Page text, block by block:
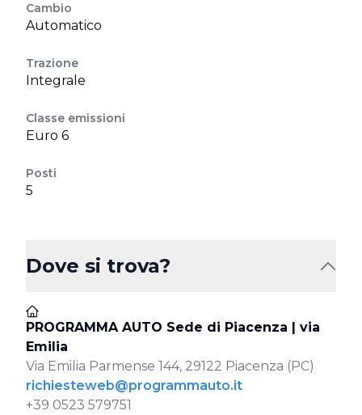
Cambio
Automatico
Trazione
Integrale
Classe emissioni
Euro 6
Posti
5
Dove si trova?
PROGRAMMA AUTO Sede di Piacenza | via
Emilia
Via Emilia Parmense 144, 29122 Piacenza (PC)
richiesteweb@programmauto.it
+39 0523 579751